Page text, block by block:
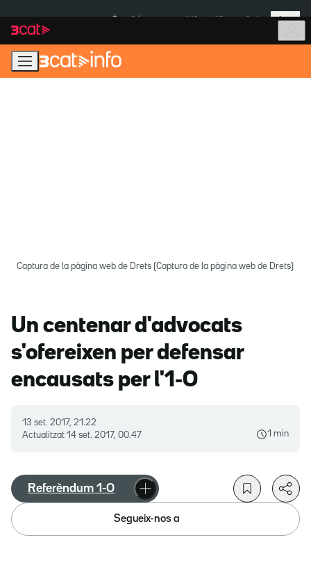
navegació
principal
contingut
Més
Captura de la pàgina web de Drets (Captura de la pàgina web de Drets)
Un centenar d'advocats
s'ofereixen per defensar
encausats per l'1-O
13 set. 2017, 21.22
Actualitzat 14 set. 2017, 00.47 1 min
Referèndum 1-O
Segueix-nos a